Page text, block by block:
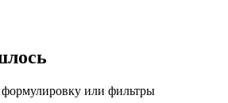
или фильтры